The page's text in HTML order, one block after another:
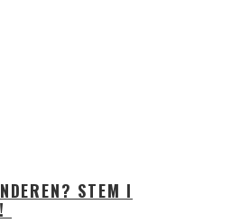
STEM I